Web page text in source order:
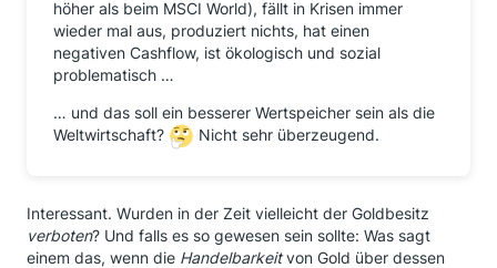
höher als beim MSCI World), fällt in Krisen immer
wieder mal aus, produziert nichts, hat einen
negativen Cashflow, ist ökologisch und sozial
problematisch …
… und das soll ein besserer Wertspeicher sein als die
Weltwirtschaft?
Nicht sehr überzeugend.
Interessant. Wurden in der Zeit vielleicht der Goldbesitz
verboten? Und falls es so gewesen sein sollte: Was sagt
einem das, wenn die Handelbarkeitvon Gold über dessen